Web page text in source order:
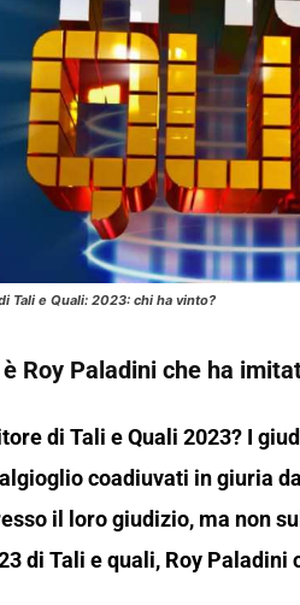
Tali e Quali: 2023: chi ha vinto?
Roy Paladini che ha
di Tali e Quali 2023? I
coadiuvati in giuria
il loro giudizio, ma non
di Tali e quali, Roy